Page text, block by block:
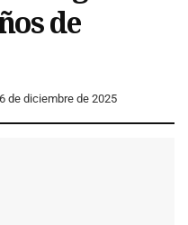
de
de diciembre de 2025